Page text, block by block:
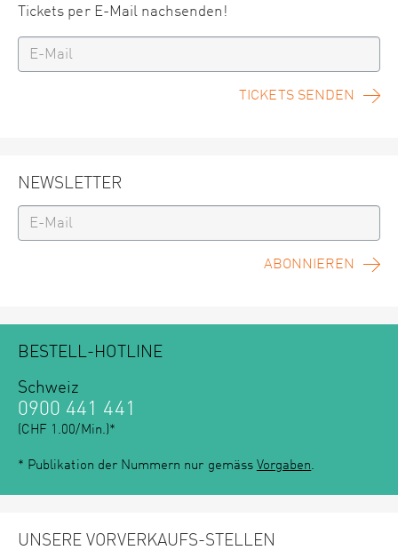
Tickets per E-Mail nachsenden!
TICKETS SENDEN
NEWSLETTER
ABONNIEREN
BESTELL-HOTLINE
Schweiz
0900 441 441
(CHF 1.00/Min.)*
* Publikation der Nummern nur gemäss Vorgaben.
UNSERE VORVERKAUFS-STELLEN